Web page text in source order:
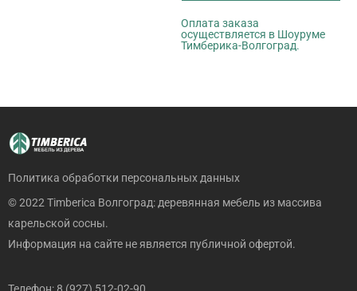
Оплата заказа
осуществляется в Шоуруме
Тимберика-Волгоград.
Политика обработки персональных данных
© 2022 Timberica Волгоград: деревянная мебель из массива
карельской сосны.
Информация на сайте не является публичной офертой.
Телефон: 8 (927) 512-02-90